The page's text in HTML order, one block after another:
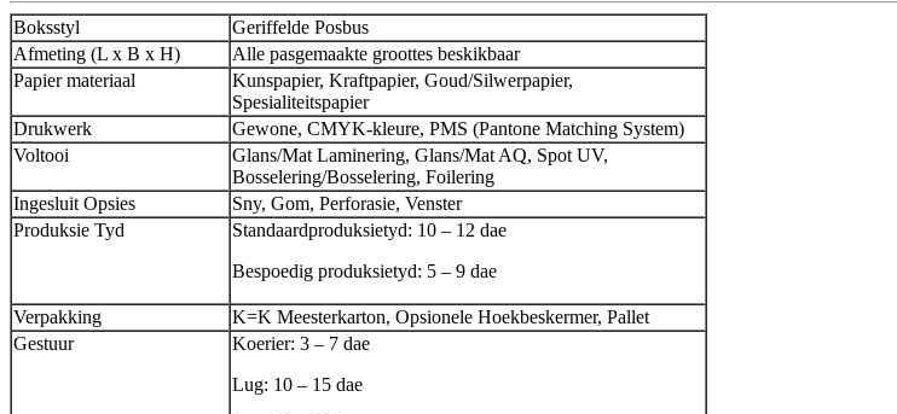
Boksstyl
Geriffelde Posbus
Afmeting (L x B x H)
Alle pasgemaakte groottes beskikbaar
Papier materiaal
Kunspapier, Kraftpapier, Goud/Silwerpapier,
Spesialiteitspapier
Drukwerk
Gewone, CMYK-kleure, PMS (Pantone Matching System)
Voltooi
Glans/Mat Laminering, Glans/Mat AQ, Spot UV,
Bosselering/Bosselering, Foilering
Ingesluit Opsies
Sny, Gom, Perforasie, Venster
Produksie Tyd
Standaardproduksietyd: 10 – 12 dae
Bespoedig produksietyd: 5 – 9 dae
Verpakking
K=K Meesterkarton, Opsionele Hoekbeskermer, Pallet
Gestuur
Koerier: 3 – 7 dae
Lug: 10 – 15 dae